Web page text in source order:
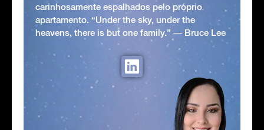
carinhosamente espalhados pelo próprio
apartamento. “Under the sky, under the
heavens, there is but one family.” ― Bruce Lee